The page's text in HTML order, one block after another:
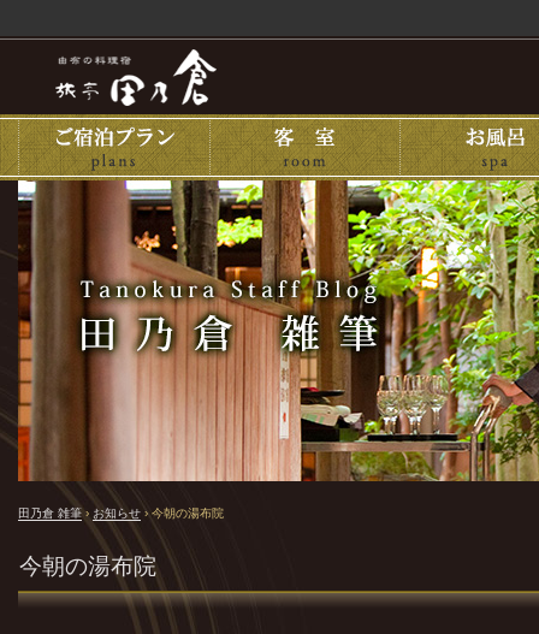
田乃倉 雑筆 › お知らせ › 今朝の湯布院
今朝の湯布院